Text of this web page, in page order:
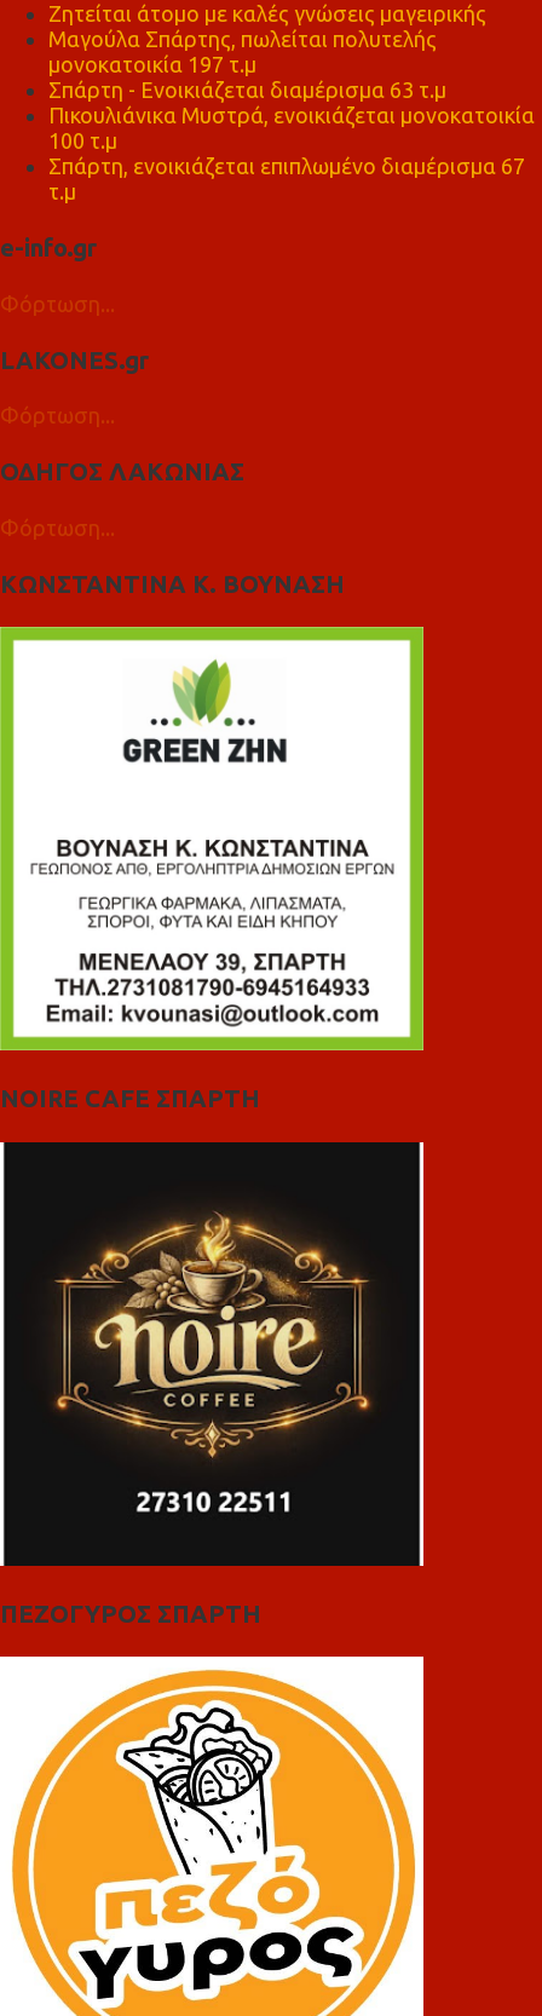
Ζητείται άτομο με καλές γνώσεις μαγειρικής
Μαγούλα Σπάρτης, πωλείται πολυτελής
μονοκατοικία 197 τ.μ
Σπάρτη - Ενοικιάζεται διαμέρισμα 63 τ.μ
Πικουλιάνικα Μυστρά, ενοικιάζεται μονοκατοικία
100 τ.μ
Σπάρτη, ενοικιάζεται επιπλωμένο διαμέρισμα 67
τ.μ
e-info.gr
Φόρτωση...
LAKONES.gr
Φόρτωση...
ΟΔΗΓΟΣ ΛΑΚΩΝΙΑΣ
Φόρτωση...
ΚΩΝΣΤΑΝΤΙΝΑ Κ. ΒΟΥΝΑΣΗ
NOIRE CAFE ΣΠΑΡΤΗ
ΠΕΖΟΓΥΡΟΣ ΣΠΑΡΤΗ